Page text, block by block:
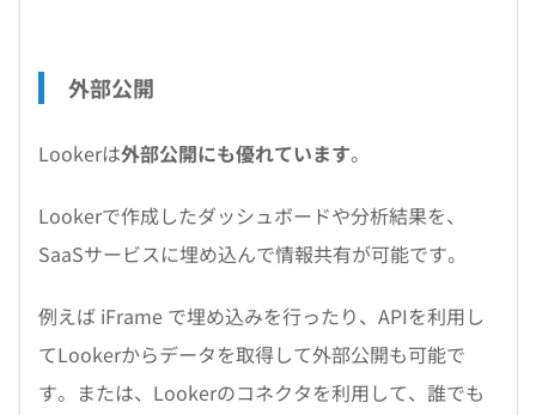
外部公開
Lookerは外部公開にも優れています。
Lookerで作成したダッシュボードや分析結果を、
SaaSサービスに埋め込んで情報共有が可能です。
例えば iFrame で埋め込みを行ったり、APIを利用し
てLookerからデータを取得して外部公開も可能で
す。または、Lookerのコネクタを利用して、誰でも